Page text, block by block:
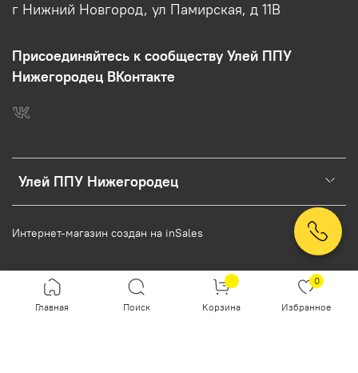
Улей ППУ Нижегородец
г Нижний Новгород, ул Памирская, д 11В
Присоединяйтесь к сообществу Улей ППУ
Нижегородец ВКонтакте
Интернет-магазин создан на inSales
Главная Поиск Корзина
0
Избранное
Заказ в один клик